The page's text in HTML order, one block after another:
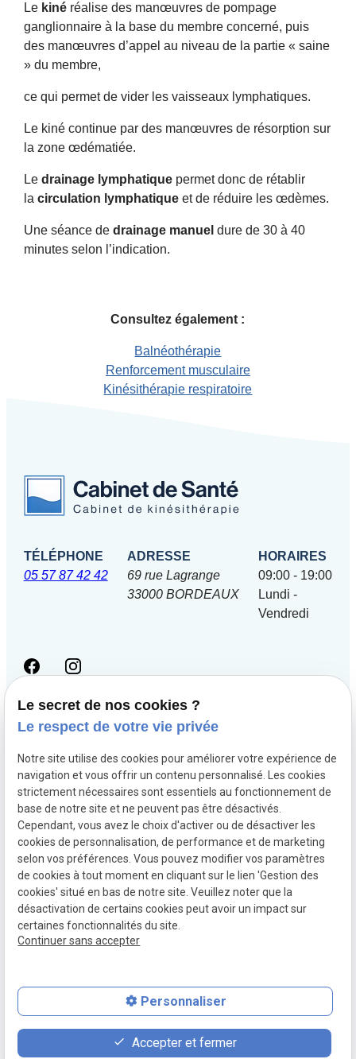
Le kinéréalise des manœuvres de pompage
ganglionnaire à la base du membre concerné, puis
des manœuvres d’appel au niveau de la partie « saine
» du membre,
ce qui permet de vider les vaisseaux lymphatiques.
Le kiné continue par des manœuvres de résorption sur
la zone œdématiée.
Le drainage lymphatiquepermet donc de rétablir
la circulation lymphatiqueet de réduire les œdèmes.
Une séance de drainage manuel dure de 30 à 40
minutes selon l’indication.
Consultez également :
Balnéothérapie
Renforcement musculaire
Kinésithérapie respiratoire
TÉLÉPHONE
05 57 87 42 42
ADRESSE
69 rue Lagrange
33000 BORDEAUX
HORAIRES
09:00 - 19:00
Lundi -
Vendredi
Accueil
Notre cabinet
Nos prestations
Actualités
Contact
Mentions
légales
Politique de
confidentialité
Gestion
des
Plan du
site
Siret :40477264200025
place contact_page phone
Le secret de nos cookies ?
Le respect de votre vie privée
Notre site utilise des cookies pour améliorer votre expérience de
navigation et vous offrir un contenu personnalisé. Les cookies
strictement nécessaires sont essentiels au fonctionnement de
base de notre site et ne peuvent pas être désactivés.
Cependant, vous avez le choix d'activer ou de désactiver les
cookies de personnalisation, de performance et de marketing
selon vos préférences. Vous pouvez modifier vos paramètres
de cookies à tout moment en cliquant sur le lien 'Gestion des
cookies' situé en bas de notre site. Veuillez noter que la
désactivation de certains cookies peut avoir un impact sur
certaines fonctionnalités du site.
Continuer sans accepter
Personnaliser
Accepter et fermer